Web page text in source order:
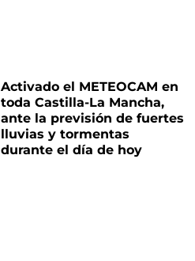
Activado el METEOCAM en
toda Castilla-La Mancha,
ante la previsión de fuertes
lluvias y tormentas
durante el día de hoy